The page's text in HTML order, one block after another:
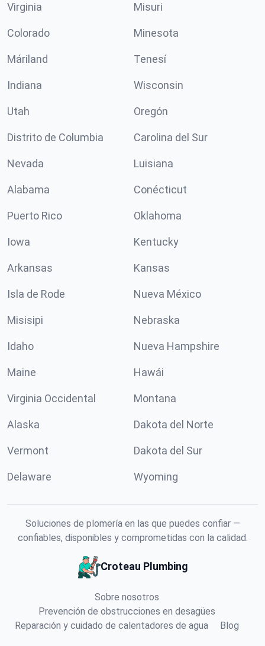
Virginia Misuri
Colorado Minesota
Máriland Tenesí
Indiana Wisconsin
Utah Oregón
Distrito de Columbia Carolina del Sur
Nevada Luisiana
Alabama Conécticut
Puerto Rico Oklahoma
Iowa Kentucky
Arkansas Kansas
Isla de Rode Nueva México
Misisipi Nebraska
Idaho Nueva Hampshire
Maine Hawái
Virginia Occidental Montana
Alaska Dakota del Norte
Vermont Dakota del Sur
Delaware Wyoming
Soluciones de plomería en las que puedes confiar —
confiables, disponibles y comprometidas con la calidad.
Croteau Plumbing
Sobre nosotros
Prevención de obstrucciones en desagües
Reparación y cuidado de calentadores de agua
Blog